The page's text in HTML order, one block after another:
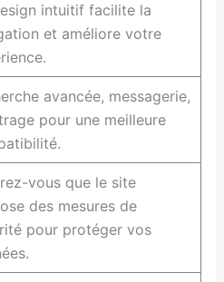
intuitif facilite la
et améliore votre
avancée, messagerie,
pour une meilleure
vous que le site
des mesures de
pour protéger vos